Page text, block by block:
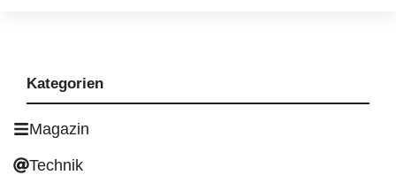
Kategorien
Magazin
Technik